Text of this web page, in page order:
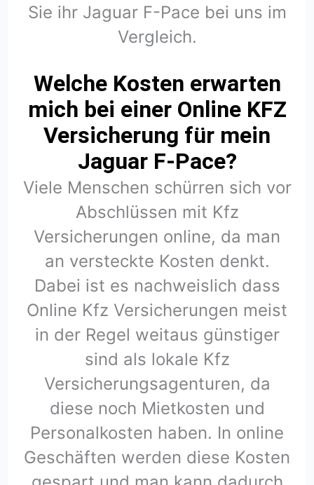
Sie ihr Jaguar F-Pace bei uns im
Vergleich.
Welche Kosten erwarten
mich bei einer Online KFZ
Versicherung für mein
Jaguar F-Pace?
Viele Menschen schürren sich vor
Abschlüssen mit Kfz
Versicherungen online, da man
an versteckte Kosten denkt.
Dabei ist es nachweislich dass
Online Kfz Versicherungen meist
in der Regel weitaus günstiger
sind als lokale Kfz
Versicherungsagenturen, da
diese noch Mietkosten und
Personalkosten haben. In online
Geschäften werden diese Kosten